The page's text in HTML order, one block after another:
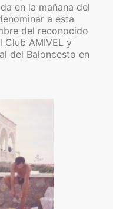
en la mañana del
a esta
del reconocido
AMIVEL y
del Baloncesto en